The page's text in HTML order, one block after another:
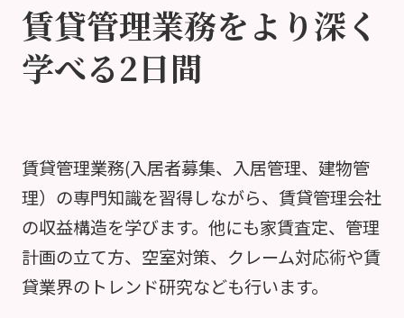
賃貸管理業務をより深く
学べる2日間
賃貸管理業務(入居者募集、入居管理、建物管
理）の専門知識を習得しながら、賃貸管理会社
の収益構造を学びます。他にも家賃査定、管理
計画の立て方、空室対策、クレーム対応術や賃
貸業界のトレンド研究なども行います。